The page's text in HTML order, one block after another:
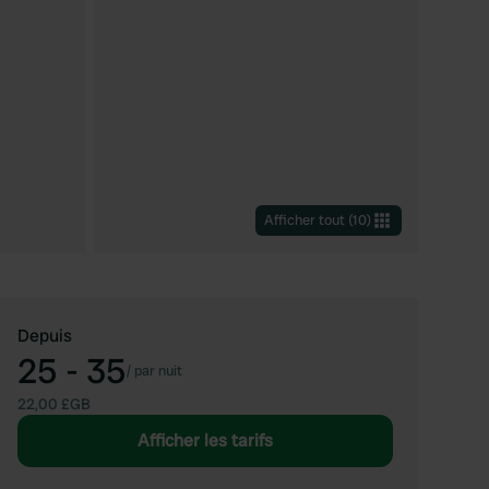
Afficher tout (10)
Depuis
25 - 35/ par nuit
22,00 £GB
Afficher les tarifs